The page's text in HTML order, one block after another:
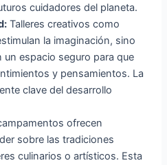
cuidadores del planeta.
Talleres creativos como
la imaginación, sino
espacio seguro para que
y pensamientos. La
clave del desarrollo
ofrecen
sobre las tradiciones
culinarios o artísticos. Esta